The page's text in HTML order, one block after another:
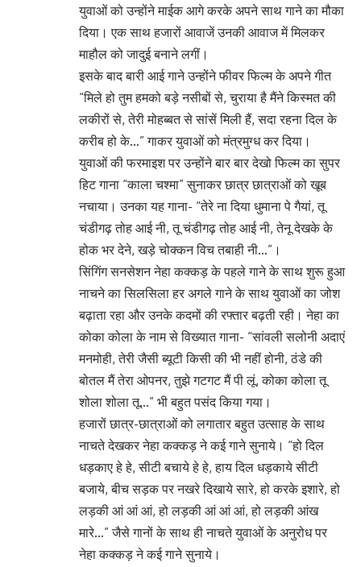
युवाओं को उन्होंने माईक आगे करके अपने साथ गाने का मौका
दिया। एक साथ हजारों आवाजें उनकी आवाज में मिलकर
माहौल को जादुई बनाने लगीं।
इसके बाद बारी आई गाने उन्होंने फीवर फिल्म के अपने गीत
“मिले हो तुम हमको बड़े नसीबों से, चुराया है मैंने किस्मत की
लकीरों से, तेरी मोहब्बत से सांसें मिली हैं, सदा रहना दिल के
करीब हो के…” गाकर युवाओं को मंत्रमुग्ध कर दिया।
युवाओं की फरमाइश पर उन्होंने बार बार देखो फिल्म का सुपर
हिट गाना “काला चश्मा” सुनाकर छात्र छात्राओं को खूब
नचाया। उनका यह गाना- “तेरे ना दिया धुमाना पे गैयां, तू
चंडीगढ़ तोह आई नी, तू चंडीगढ़ तोह आई नी, तेनू देखके के
होक भर देने, खड़े चोक्कन विच तबाही नी…”।
सिंगिंग सनसेशन नेहा कक्कड़ के पहले गाने के साथ शुरू हुआ
नाचने का सिलसिला हर अगले गाने के साथ युवाओं का जोश
बढ़ाता रहा और उनके कदमों की रफ्तार बढ़ती रही। नेहा का
कोका कोला के नाम से विख्यात गाना- “सांवली सलोनी अदाएं
मनमोही, तेरी जैसी ब्यूटी किसी की भी नहीं होनी, ठंडे की
बोतल मैं तेरा ओपनर, तुझे गटगट मैं पी लूं, कोका कोला तू
शोला शोला तू…” भी बहुत पसंद किया गया।
हजारों छात्र-छात्राओं को लगातार बहुत उत्साह के साथ
नाचते देखकर नेहा कक्कड़ ने कई गाने सुनाये। “हो दिल
धड़काए हे हे, सीटी बचाये हे हे, हाय दिल धड़काये सीटी
बजाये, बीच सड़क पर नखरे दिखाये सारे, हो करके इशारे, हो
लड़की आं आं आं, हो लड़की आं आं आं, हो लड़की आंख
मारे…” जैसे गानों के साथ ही नाचते युवाओं के अनुरोध पर
नेहा कक्कड़ ने कई गाने सुनाये।